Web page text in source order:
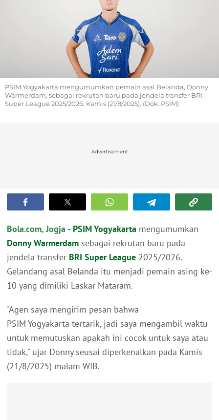
PSIM Yogyakarta mengumumkan pemain asal Belanda, Donny
Warmerdam, sebagai rekrutan baru pada jendela transfer BRI
Super League 2025/2026, Kamis (21/8/2025). (Dok. PSIM)
Advertisement
Bola.com, Jogja - PSIM Yogyakarta mengumumkan
Donny Warmerdam sebagai rekrutan baru pada
jendela transfer BRI Super League 2025/2026.
Gelandang asal Belanda itu menjadi pemain asing ke-
10 yang dimiliki Laskar Mataram.
"Agen saya mengirim pesan bahwa
PSIM Yogyakarta tertarik, jadi saya mengambil waktu
untuk memutuskan apakah ini cocok untuk saya atau
tidak," ujar Donny seusai diperkenalkan pada Kamis
(21/8/2025) malam WIB.